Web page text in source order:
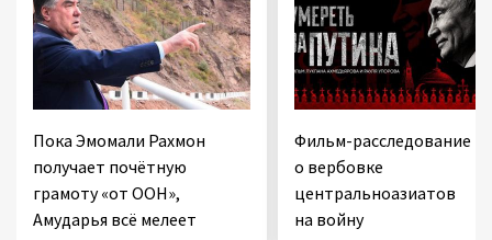
Пока Эмомали Рахмон
получает почётную
грамоту «от ООН»,
Амударья всё мелеет
Фильм-расследование
о вербовке
центральноазиатов
на войну